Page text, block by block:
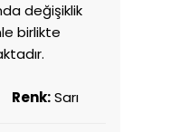
değişiklik
birlikte
Renk:Sarı